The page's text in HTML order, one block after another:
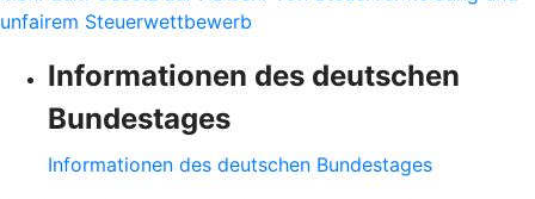
unfairem Steuerwettbewerb
Informationen des deutschen
Bundestages
Informationen des deutschen Bundestages